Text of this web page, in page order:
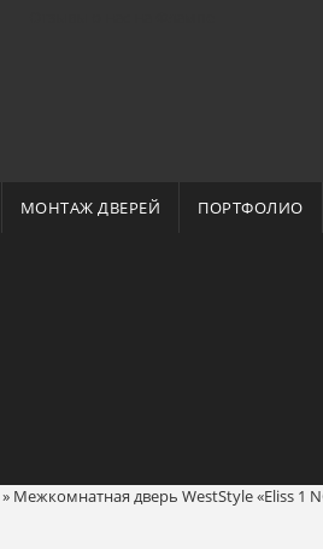
МОНТАЖ ДВЕРЕЙ ПОРТФОЛИО
» Межкомнатная дверь WestStyle «Eliss 1